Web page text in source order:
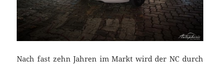
Nach fast zehn Jahren im Markt wird der NC durch